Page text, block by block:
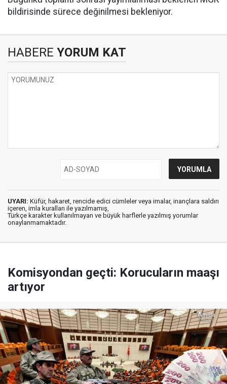
bildirisinde sürece değinilmesi bekleniyor.
HABERE YORUM KAT
UYARI: Küfür, hakaret, rencide edici cümleler veya imalar, inançlara saldırı
içeren, imla kuralları ile yazılmamış,
Türkçe karakter kullanılmayan ve büyük harflerle yazılmış yorumlar
onaylanmamaktadır.
Komisyondan geçti: Korucuların maaşı
artıyor